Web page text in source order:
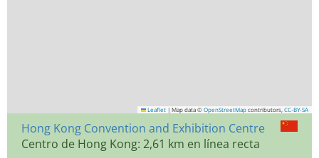
Leaflet | Map data © OpenStreetMap contributors, CC-BY-SA
Hong Kong Convention and Exhibition Centre
Centro de Hong Kong: 2,61 km en línea recta